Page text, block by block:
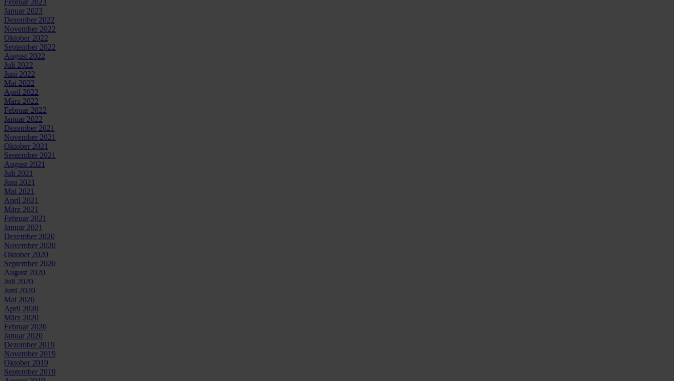
Januar 2023
Dezember 2022
November 2022
Oktober 2022
September 2022
August 2022
Juli 2022
Juni 2022
Mai 2022
April 2022
März 2022
Februar 2022
Januar 2022
Dezember 2021
November 2021
Oktober 2021
September 2021
August 2021
Juli 2021
Juni 2021
Mai 2021
April 2021
März 2021
Februar 2021
Januar 2021
Dezember 2020
November 2020
Oktober 2020
September 2020
August 2020
Juli 2020
Juni 2020
Mai 2020
April 2020
März 2020
Februar 2020
Januar 2020
Dezember 2019
November 2019
Oktober 2019
September 2019